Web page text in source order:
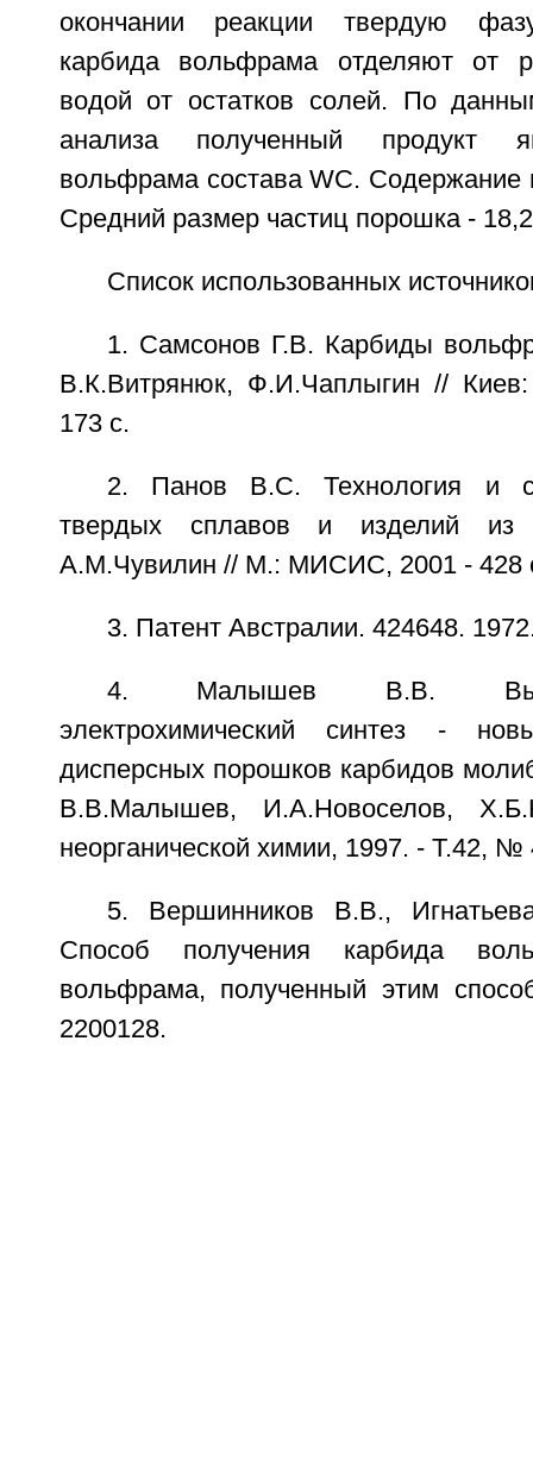
окончании реакции твердую
карбида вольфрама отделяют от
водой от остатков солей. По
анализа полученный продукт
вольфрама состава WC. Содержание
Средний размер частиц порошка -
Список использованных
1. Самсонов Г.В. Карбиды
В.К.Витрянюк, Ф.И.Чаплыгин //
173 с.
2. Панов B.C. Технология и
твердых сплавов и изделий
A.M.Чувилин // М.: МИСИС, 2001 - 428
3. Патент Австралии. 424648.
4. Малышев В.В.
электрохимический синтез -
дисперсных порошков карбидов
В.В.Малышев, И.А.Новоселов,
неорганической химии, 1997. - Т.42,
5. Вершинников В.В.,
Способ получения карбида
вольфрама, полученный этим
2200128.